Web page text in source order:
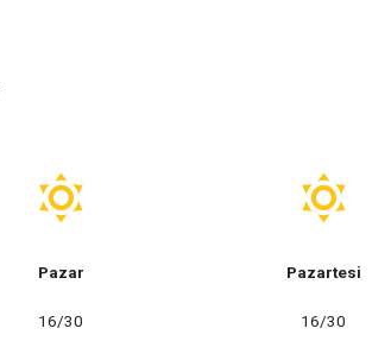
Pazar
16/30
Pazartesi
16/30